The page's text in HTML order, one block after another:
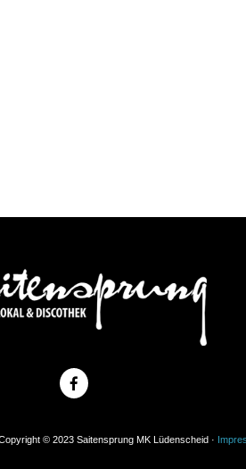
© 2023 Saitensprung MK Lüdenscheid ·